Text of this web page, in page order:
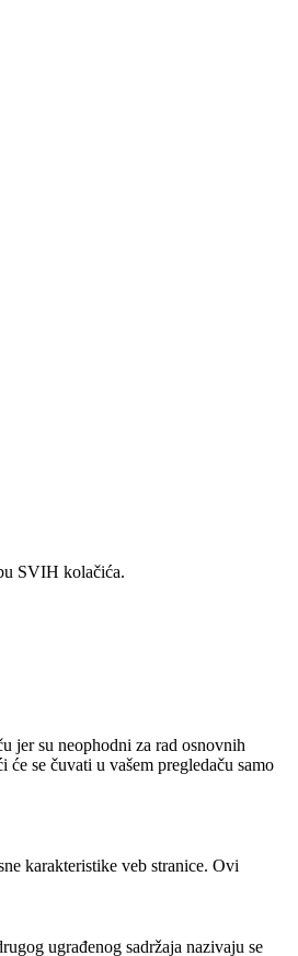
SVIH kolačića.
jer su neophodni za rad osnovnih
se čuvati u vašem pregledaču samo
karakteristike veb stranice. Ovi
ugrađenog sadržaja nazivaju se